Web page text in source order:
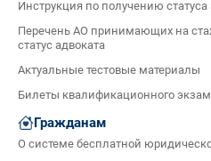
Инструкция по получению статуса
Перечень АО принимающих на
статус адвоката
Актуальные тестовые материалы
Билеты квалификационного
Гражданам
О системе бесплатной